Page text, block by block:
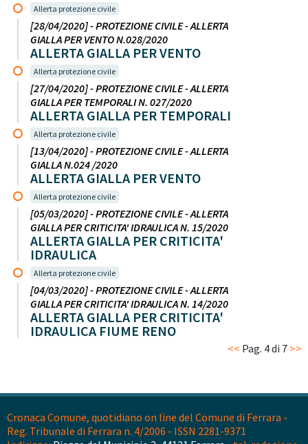
Allerta protezione civile
[28/04/2020] - PROTEZIONE CIVILE - ALLERTA
GIALLA PER VENTO N.028/2020
ALLERTA GIALLA PER VENTO
Allerta protezione civile
[27/04/2020] - PROTEZIONE CIVILE - ALLERTA
GIALLA PER TEMPORALI N. 027/2020
ALLERTA GIALLA PER TEMPORALI
Allerta protezione civile
[13/04/2020] - PROTEZIONE CIVILE - ALLERTA
GIALLA N.024 /2020
ALLERTA GIALLA PER VENTO
Allerta protezione civile
[05/03/2020] - PROTEZIONE CIVILE - ALLERTA
GIALLA PER CRITICITA' IDRAULICA N. 15/2020
ALLERTA GIALLA PER CRITICITA'
IDRAULICA
Allerta protezione civile
[04/03/2020] - PROTEZIONE CIVILE - ALLERTA
GIALLA PER CRITICITA' IDRAULICA N. 14/2020
ALLERTA GIALLA PER CRITICITA'
IDRAULICA FIUME RENO
<< Pag. 4 di 7 >>
Cronaca Comune, quotidiano on line del Comune di Ferrara -
Reg. Tribunale di Ferrara n. 4/2006 - ISSN 2281-9371